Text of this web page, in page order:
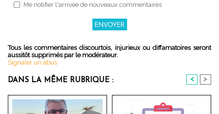
Me notifier l'arrivée de nouveaux commentaires
Tous les commentaires discourtois, injurieux ou diffamatoires seront
aussitôt supprimés par le modérateur.
Signaler un abus
DANS LA MÊME RUBRIQUE : < >